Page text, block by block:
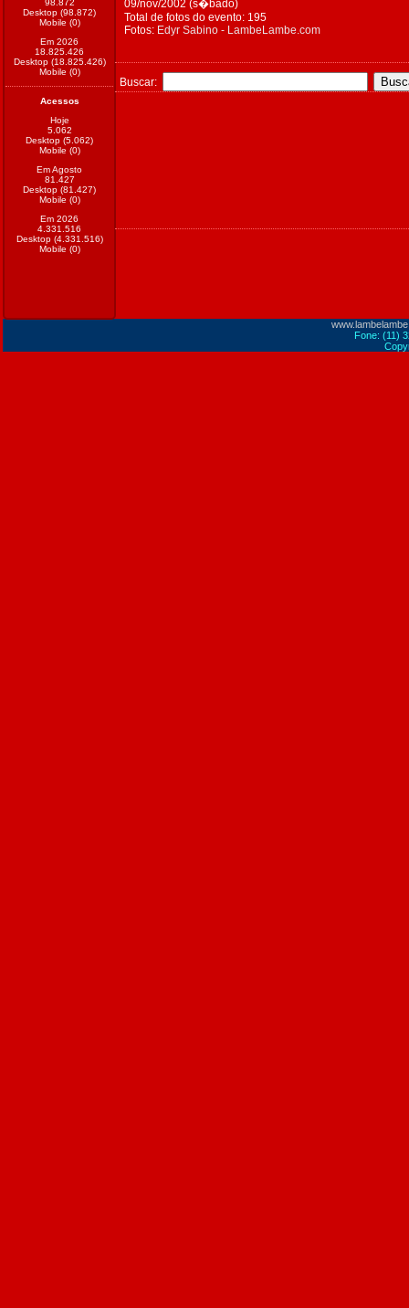
98.872
Desktop (98.872)
Mobile (0)
Em 2026
18.825.426
Desktop (18.825.426)
Mobile (0)
Acessos
Hoje
5.062
Desktop (5.062)
Mobile (0)
Em Agosto
81.427
Desktop (81.427)
Mobile (0)
Em 2026
4.331.516
Desktop (4.331.516)
Mobile (0)
09/nov/2002 (s�bado)
Total de fotos do evento: 195
Fotos: Edyr Sabino - LambeLambe.com
Buscar:
Fone: (11)